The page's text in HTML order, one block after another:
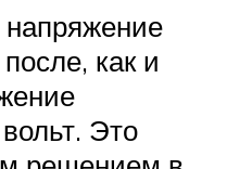
как и
Это